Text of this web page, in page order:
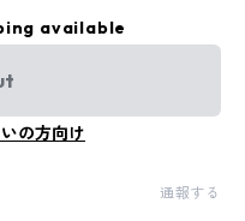
available
の方向け
通報する